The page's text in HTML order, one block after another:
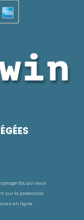
SSL qui vous
sur la protection
en ligne.